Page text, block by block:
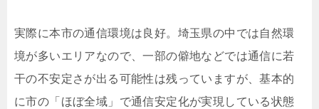
実際に本市の通信環境は良好。埼玉県の中では自然環
境が多いエリアなので、一部の僻地などでは通信に若
干の不安定さが出る可能性は残っていますが、基本的
に市の「ほぼ全域」で通信安定化が実現している状態